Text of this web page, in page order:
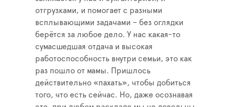
отгрузками, и помогает с разными
всплывающими задачами – без оглядки
берётся за любое дело. У нас какая-то
сумасшедшая отдача и высокая
работоспособность внутри семьи, это как
раз пошло от мамы. Пришлось
действительно «пахать», чтобы добиться
того, что есть сейчас. Но, даже осознавая